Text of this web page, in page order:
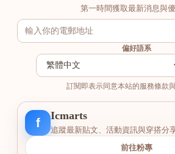
第一時間獲取最新消息與
偏好語系
訂閱即表示同意本站的服務條款
f
Icmarts
追蹤最新貼文、活動資訊與穿搭分享
前往粉專